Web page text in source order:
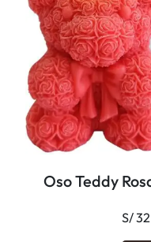
Oso Teddy
S/